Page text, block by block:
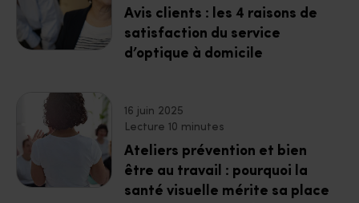
Avis clients : les 4 raisons de
satisfaction du service
d’optique à domicile
16 juin 2025
Lecture 10 minutes
Ateliers prévention et bien
être au travail : pourquoi la
santé visuelle mérite sa place